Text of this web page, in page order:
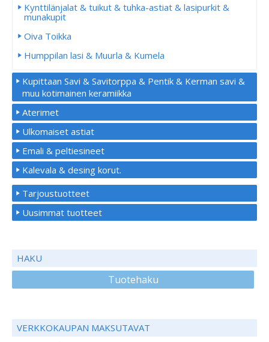
Kynttilänjalat & tuikut & tuhka-astiat & lasipurkit &
munakupit
Oiva Toikka
Humppilan lasi & Muurla & Kumela
Kupittaan Savi & Savitorppa & Pentik & Kerman savi &
muu kotimainen keramiikka
Aterimet
Ulkomaiset astiat
Emali & peltiesineet
Kalevala & desing korut.
Tarjoustuotteet
Uusimmat tuotteet
HAKU
Tuotehaku
VERKKOKAUPAN MAKSUTAVAT